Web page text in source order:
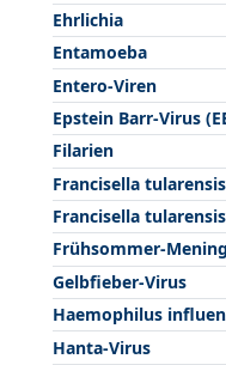
Ehrlichia
Entamoeba
Entero-Viren
Epstein Barr-Virus
Filarien
Francisella tularensis
Francisella tularensis
Frühsommer-
Gelbfieber-Virus
Haemophilus
Hanta-Virus